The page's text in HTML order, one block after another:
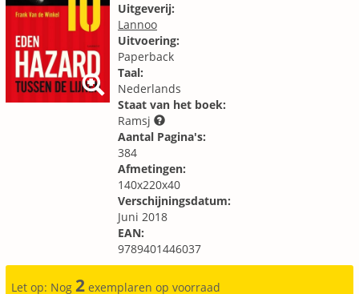
Uitgeverij:
Lannoo
Uitvoering:
Paperback
Taal:
Nederlands
Staat van het boek:
Ramsj
Aantal Pagina's:
384
Afmetingen:
140x220x40
Verschijningsdatum:
Juni 2018
EAN:
9789401446037
Let op: Nog 2 exemplaren op voorraad